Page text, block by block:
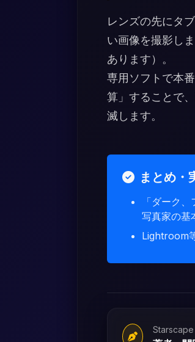
レンズの先にタ
い画像を撮影し
あります）。
専用ソフトで本
算」することで
滅します。
まとめ・
「ダーク
写真家の基
Lightroom